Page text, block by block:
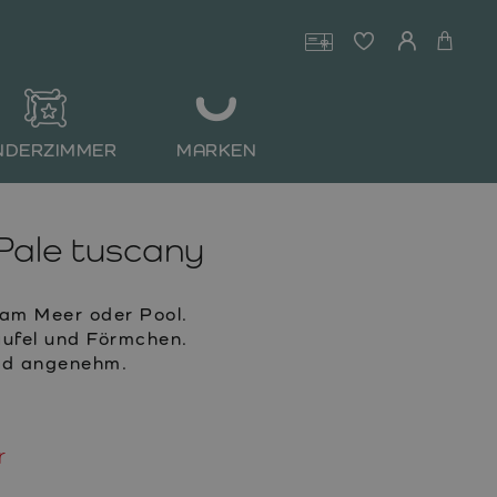
MARKEN
tuscany
Meer oder Pool.
und Förmchen.
angenehm.